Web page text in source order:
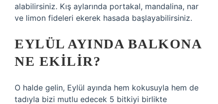
alabilirsiniz. Kış aylarında portakal, mandalina, nar
ve limon fideleri ekerek hasada başlayabilirsiniz.
EYLÜL AYINDA BALKONA
NE EKILIR?
O halde gelin, Eylül ayında hem kokusuyla hem de
tadıyla bizi mutlu edecek 5 bitkiyi birlikte